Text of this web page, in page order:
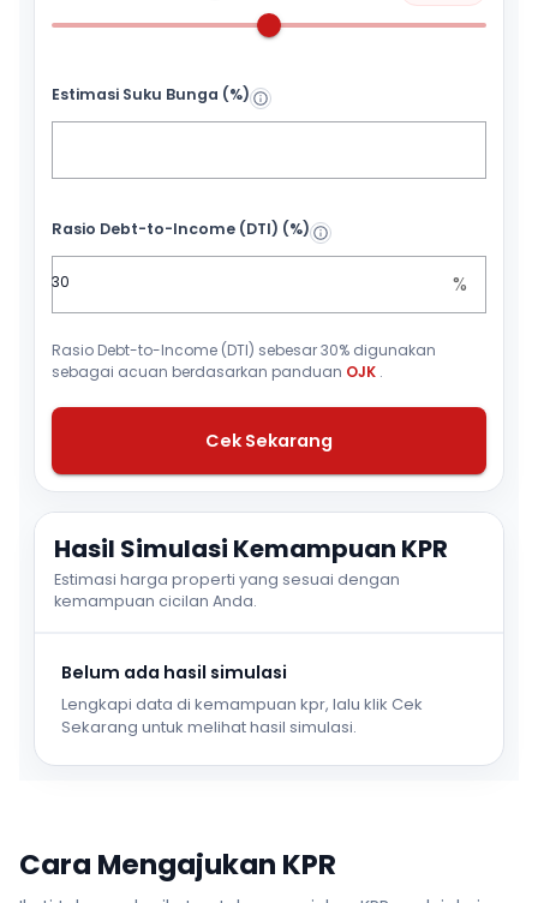
Estimasi Suku Bunga (%)
Rasio Debt-to-Income (DTI) (%)
%
Rasio Debt-to-Income (DTI) sebesar 30% digunakan
sebagai acuan berdasarkan panduan OJK .
Cek Sekarang
Hasil Simulasi Kemampuan KPR
Estimasi harga properti yang sesuai dengan
kemampuan cicilan Anda.
Belum ada hasil simulasi
Lengkapi data di kemampuan kpr, lalu klik Cek
Sekarang untuk melihat hasil simulasi.
Cara Mengajukan KPR